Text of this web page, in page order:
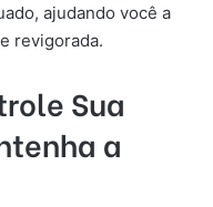
ajudando você a
revigorada.
Sua
a